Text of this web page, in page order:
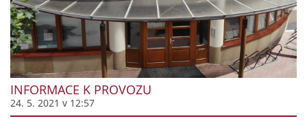
INFORMACE K PROVOZU
24. 5. 2021 v 12:57